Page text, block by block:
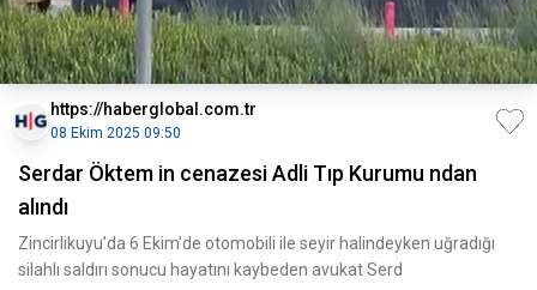
https://haberglobal.com.tr
08 Ekim 2025 09:50
Serdar Öktem in cenazesi Adli Tıp Kurumu ndan
alındı
Zincirlikuyu’da 6 Ekim'de otomobili ile seyir halindeyken uğradığı
silahlı saldırı sonucu hayatını kaybeden avukat Serd